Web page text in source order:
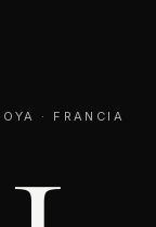
· FRANCIA